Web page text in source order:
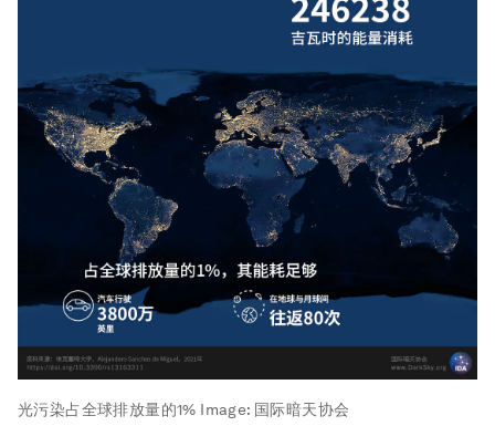
光污染占全球排放量的1% Image: 国际暗天协会